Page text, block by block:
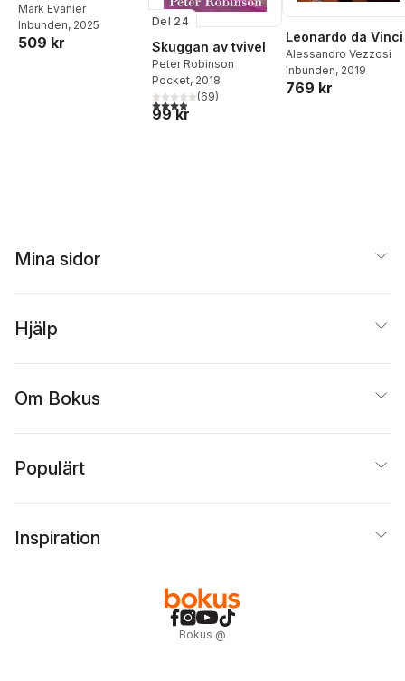
Schulz
Mark Evanier
Inbunden, 2025
509 kr
Del 24
Skuggan av tvivel
Peter Robinson
Pocket, 2018
3,9utav 5 stjärnor. Totalt antal röster:
(69)
99 kr
Leonardo da Vinci
Alessandro Vezzosi
Inbunden, 2019
769 kr
Mina sidor
Hjälp
Om Bokus
Populärt
Inspiration
Bokus @